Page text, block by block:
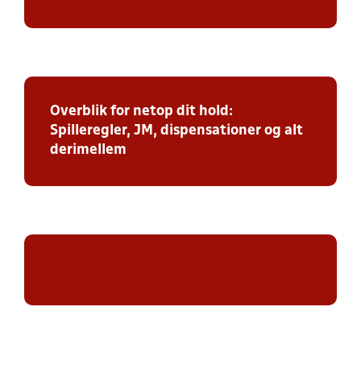
Overblik for netop dit hold:
Spilleregler, JM, dispensationer og alt
derimellem